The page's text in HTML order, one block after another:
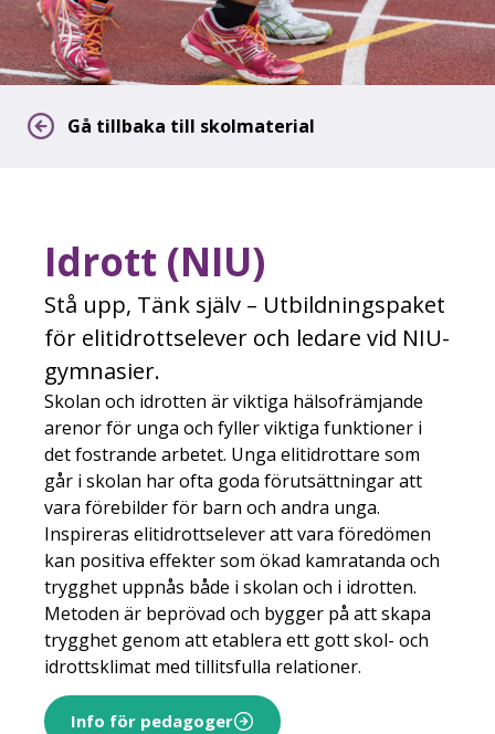
Gå tillbaka till skolmaterial
Idrott (NIU)
Stå upp, Tänk själv – Utbildningspaket
för elitidrottselever och ledare vid NIU-
gymnasier.
Skolan och idrotten är viktiga hälsofrämjande
arenor för unga och fyller viktiga funktioner i
det fostrande arbetet. Unga elitidrottare som
går i skolan har ofta goda förutsättningar att
vara förebilder för barn och andra unga.
Inspireras elitidrottselever att vara föredömen
kan positiva effekter som ökad kamratanda och
trygghet uppnås både i skolan och i idrotten.
Metoden är beprövad och bygger på att skapa
trygghet genom att etablera ett gott skol- och
idrottsklimat med tillitsfulla relationer.
Info för pedagoger